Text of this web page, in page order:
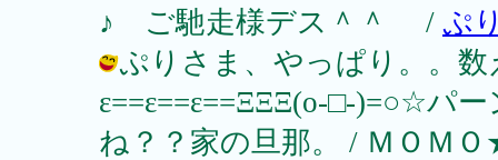
♪ ご馳走様デス＾＾ / ぷ
ぷりさま、やっぱり。。
ε==ε==ε==ΞΞΞ(o-□-)=○☆パ
ね？？家の旦那。 / ＭＯＭＯ